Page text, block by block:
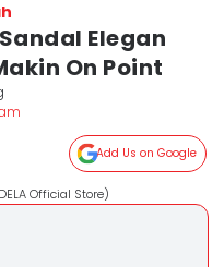
Elegan
On Point
Add Us on Google
Official Store)